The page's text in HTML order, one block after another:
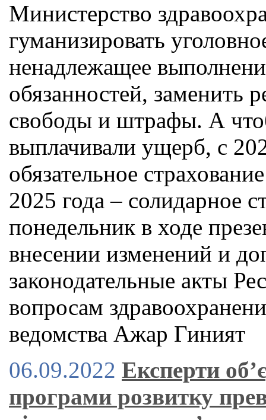
Министерство
гуманизировать
ненадлежащее
обязанностей, заменить
свободы и штрафы. А
выплачивали ущерб, с
обязательное
2025 года – солидарное
понедельник в ходе
внесении изменений и
законодательные акты
вопросам
ведомства Ажар Гиният
06.09.2022 Експерти
програми розвитку